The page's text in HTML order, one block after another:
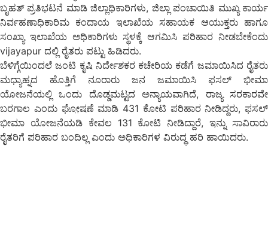
ಬೃಹತ್ ಪ್ರತಿಭಟನೆ ಮಾಡಿ ಜಿಲ್ಲಾಧಿಕಾರಿಗಳು, ಜಿಲ್ಲಾ ಪಂಚಾಯಿತಿ ಮುಖ್ಯ ಕಾರ್ಯ
ನಿರ್ವಹಣಾಧಿಕಾರಿಮ ಕಂದಾಯ ಇಲಾಖೆಯ ಸಹಾಯಕ ಆಯುಕ್ತರು ಹಾಗೂ
ಸಂಖ್ಯಾ ಇಲಾಖೆಯ ಅಧಿಕಾರಿಗಳು ಸ್ಥಳಕ್ಕೆ ಆಗಮಿಸಿ ಪರಿಹಾರ ನೀಡಬೇಕೆಂದು
vijayapur ದಲ್ಲಿ ರೈತರು ಪಟ್ಟು ಹಿಡಿದರು.
ಬೆಳಿಗ್ಗೆಯಿಂದಲೆ ಜಂಟಿ ಕೃಷಿ ನಿರ್ದೇಶಕರ ಕಚೇರಿಯ ಕಡೆಗೆ ಜಮಾಯಿಸಿದ ರೈತರು
ಮಧ್ಯಾಹ್ನದ ಹೊತ್ತಿಗೆ ನೂರಾರು ಜನ ಜಮಾಯಿಸಿ ಫಸಲ್ ಭೀಮಾ
ಯೋಜನೆಯಲ್ಲಿ ಒಂದು ದೊಡ್ಡಮಟ್ಟದ ಅನ್ಯಾಯವಾಗಿದೆ, ರಾಜ್ಯ ಸರಕಾರವೇ
ಬರಗಾಲ ಎಂದು ಘೋ಼ಷಣೆ ಮಾಡಿ 431 ಕೋಟಿ ಪರಿಹಾರ ನೀಡಿದ್ದರು, ಫಸಲ್
ಭೀಮಾ ಯೋಜನೆಯಡಿ ಕೇವಲ 131 ಕೋಟಿ ನೀಡಿದ್ದಾರೆ, ಇನ್ನು ಸಾವಿರಾರು
ರೈತರಿಗೆ ಪರಿಹಾರ ಬಂದಿಲ್ಲ ಎಂದು ಅಧಿಕಾರಿಗಳ ವಿರುದ್ಧ ಹರಿ ಹಾಯಿದರು.